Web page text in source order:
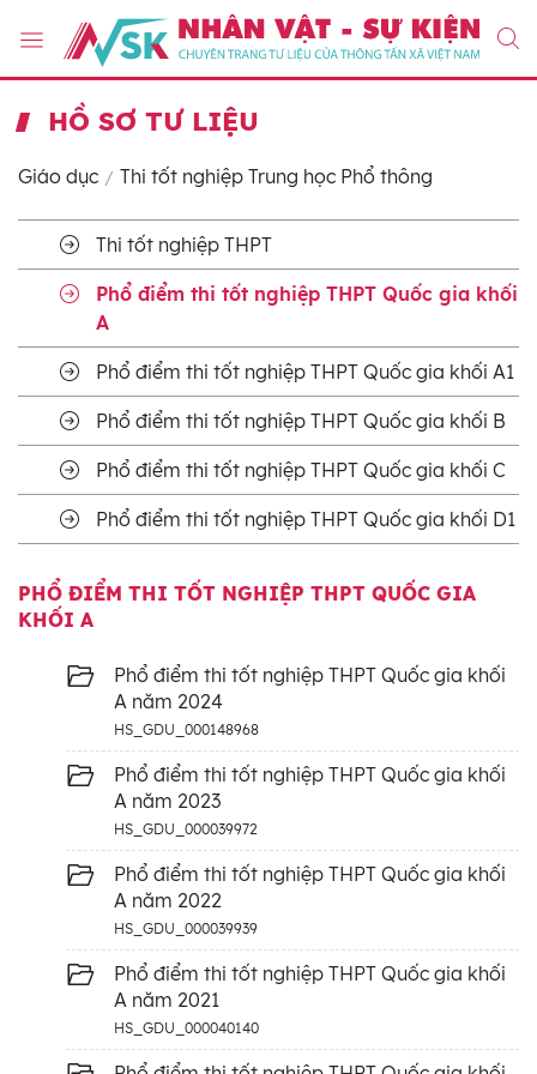
HỒ SƠ TƯ LIỆU
Giáo dục Thi tốt nghiệp Trung học Phổ thông
Thi tốt nghiệp THPT
Phổ điểm thi tốt nghiệp THPT Quốc gia khối
A
Phổ điểm thi tốt nghiệp THPT Quốc gia khối A1
Phổ điểm thi tốt nghiệp THPT Quốc gia khối B
Phổ điểm thi tốt nghiệp THPT Quốc gia khối C
Phổ điểm thi tốt nghiệp THPT Quốc gia khối D1
PHỔ ĐIỂM THI TỐT NGHIỆP THPT QUỐC GIA
KHỐI A
Phổ điểm thi tốt nghiệp THPT Quốc gia khối
A năm 2024
HS_GDU_000148968
Phổ điểm thi tốt nghiệp THPT Quốc gia khối
A năm 2023
HS_GDU_000039972
Phổ điểm thi tốt nghiệp THPT Quốc gia khối
A năm 2022
HS_GDU_000039939
Phổ điểm thi tốt nghiệp THPT Quốc gia khối
A năm 2021
HS_GDU_000040140